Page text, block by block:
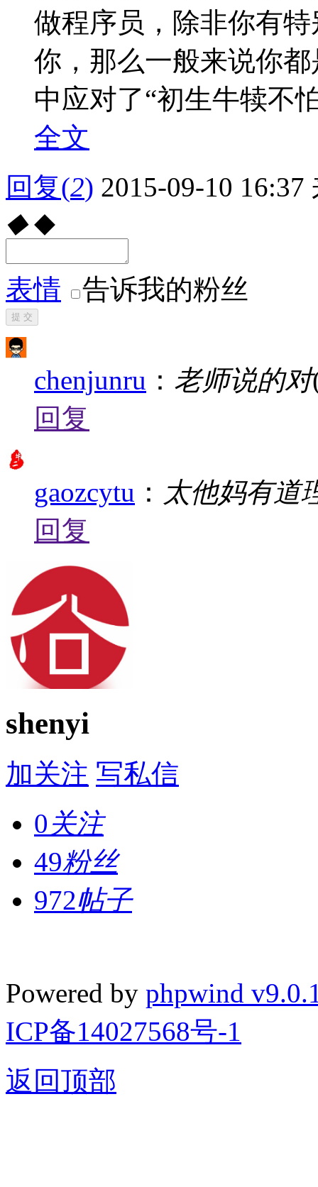
做程序员，除非你有
你，那么一般来说你
中应对了“初生牛犊不
全文
回复(2) 2015-09-10 16:37
◆ ◆
表情 告诉我的粉丝
提 交
chenjunru ： 老师说的对
回复
gaozcytu ： 太他妈有道
回复
shenyi
加关注 写私信
0关注
49粉丝
972帖子
Powered by phpwind
ICP备14027568号-1
返回顶部